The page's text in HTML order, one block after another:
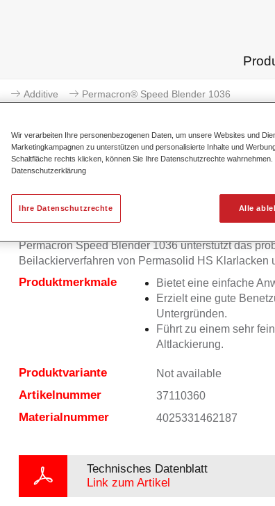
Additive Permacron® Speed Blender 1036
Permacron Speed Blender 1036 unterstützt das
Beilackierverfahren von Permasolid HS Klarlacken
Produktmerkmale
Bietet eine einfache
Erzielt eine gute
Untergründen.
Führt zu einem sehr
Altlackierung.
Produktvariante Not available
Artikelnummer 37110360
Materialnummer 4025331462187
Technisches Datenblatt
Link zum Artikel
Wir verarbeiten Ihre personenbezogenen Daten, um unsere Websites und
Marketingkampagnen zu unterstützen und personalisierte Inhalte und
Schaltfläche rechts klicken, können Sie Ihre Datenschutzrechte
Datenschutzerklärung
Alle
Ihre Datenschutzrechte